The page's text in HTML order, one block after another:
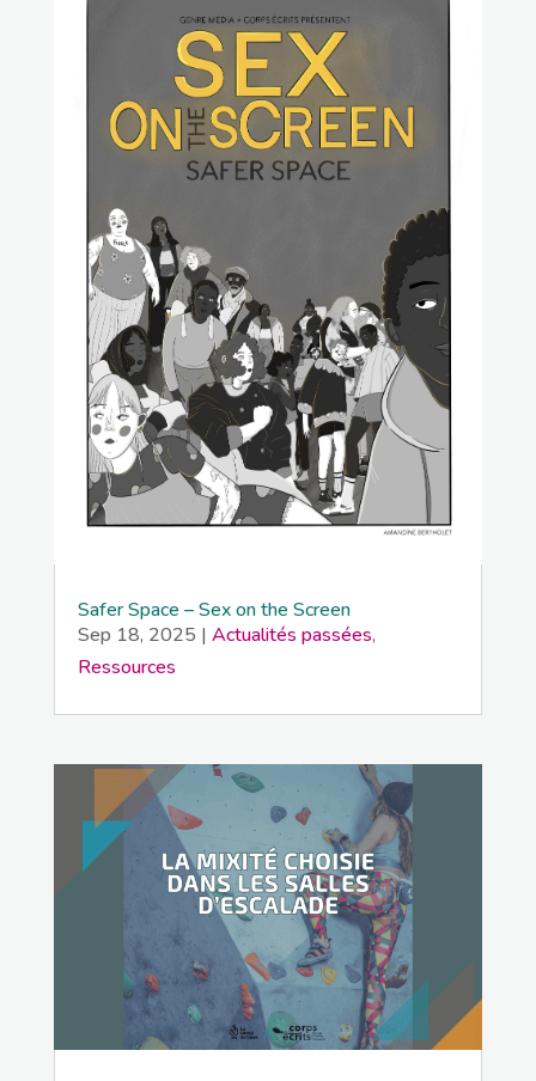
Safer Space – Sex on the Screen
Sep 18, 2025 | Actualités passées,
Ressources